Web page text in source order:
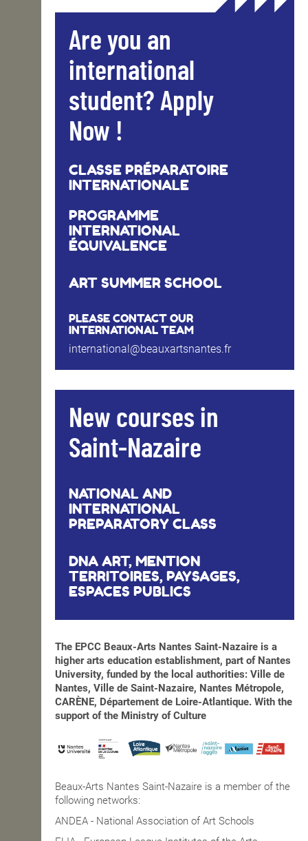
Are you an
international
student? Apply
Now !
CLASSE PRÉPARATOIRE
INTERNATIONALE
PROGRAMME
INTERNATIONAL
ÉQUIVALENCE
ART SUMMER SCHOOL
PLEASE CONTACT OUR
INTERNATIONAL TEAM
international@beauxartsnantes.fr
New courses in
Saint-Nazaire
NATIONAL AND
INTERNATIONAL
PREPARATORY CLASS
DNA ART, MENTION
TERRITOIRES, PAYSAGES,
ESPACES PUBLICS
The EPCC Beaux-Arts Nantes Saint-Nazaire is a
higher arts education establishment, part of Nantes
University, funded by the local authorities: Ville de
Nantes, Ville de Saint-Nazaire, Nantes Métropole,
CARÈNE, Département de Loire-Atlantique. With the
support of the Ministry of Culture
Beaux-Arts Nantes Saint-Nazaire is a member of the
following networks:
ANDEA - National Association of Art Schools